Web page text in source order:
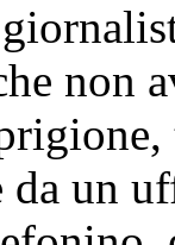
non
da un